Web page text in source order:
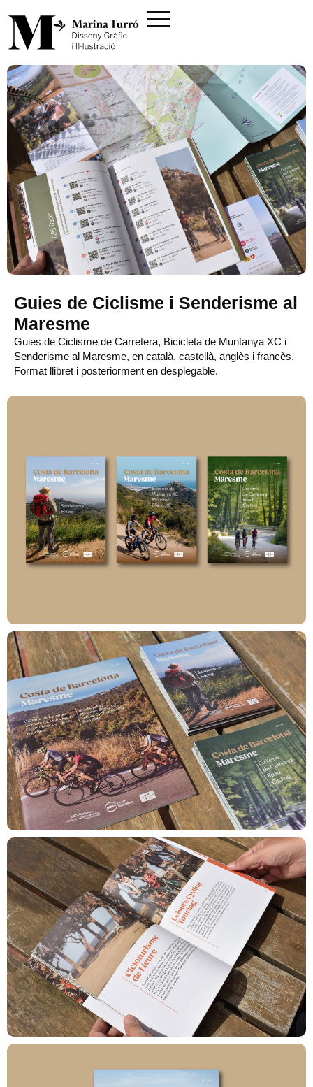
Guies de Ciclisme i Senderisme al
Maresme
Guies de Ciclisme de Carretera, Bicicleta de Muntanya XC i
Senderisme al Maresme, en català, castellà, anglès i francès.
Format llibret i posteriorment en desplegable.